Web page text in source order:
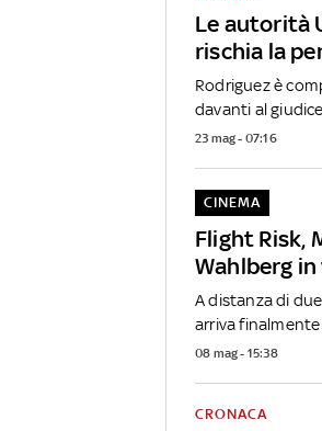
Le autorità
rischia la
Rodriguez è
davanti al
23 mag - 07:16
Flight Risk,
Wahlberg
CINEMA
A distanza di
arriva finalmente
08 mag - 15:38
CRONACA